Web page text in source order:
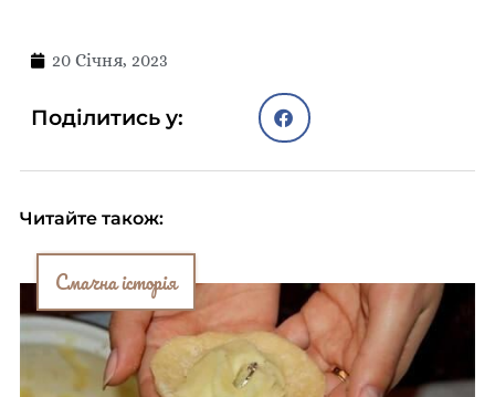
20 Січня, 2023
Поділитись у:
Читайте також:
Смачна історія